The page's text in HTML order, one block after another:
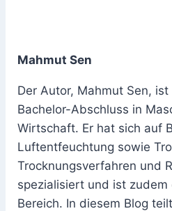
Mahmut Sen
Der Autor, Mahmut Sen,
Bachelor-Abschluss in
Wirtschaft. Er hat sich auf
Luftentfeuchtung sowie
Trocknungsverfahren und
spezialisiert und ist zudem
Bereich. In diesem Blog